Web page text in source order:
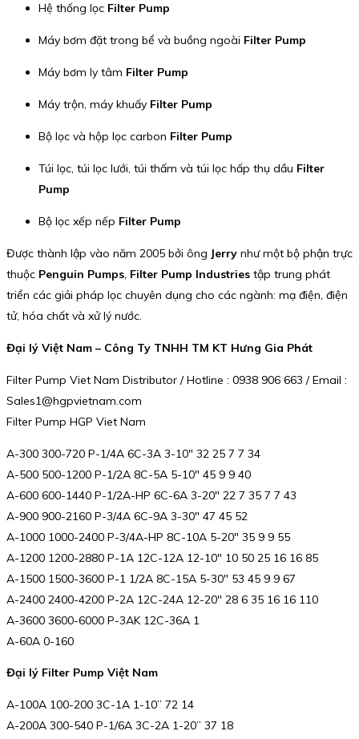
Hệ thống lọc Filter Pump
Máy bơm đặt trong bể và buồng ngoài Filter Pump
Máy bơm ly tâm Filter Pump
Máy trộn, máy khuấy Filter Pump
Bộ lọc và hộp lọc carbon Filter Pump
Túi lọc, túi lọc lưới, túi thấm và túi lọc hấp thụ dầu Filter
Pump
Bộ lọc xếp nếp Filter Pump
Được thành lập vào năm 2005 bởi ông Jerry như một bộ phận trực
thuộc Penguin Pumps, Filter Pump Industries tập trung phát
triển các giải pháp lọc chuyên dụng cho các ngành: mạ điện, điện
tử, hóa chất và xử lý nước.
Đại lý Việt Nam – Công Ty TNHH TM KT Hưng Gia Phát
Filter Pump Viet Nam Distributor / Hotline : 0938 906 663 / Email :
Sales1@hgpvietnam.com
Filter Pump HGP Viet Nam
A-300 300-720 P-1/4A 6C-3A 3-10″ 32 25 7 7 34
A-500 500-1200 P-1/2A 8C-5A 5-10″ 45 9 9 40
A-600 600-1440 P-1/2A-HP 6C-6A 3-20″ 22 7 35 7 7 43
A-900 900-2160 P-3/4A 6C-9A 3-30″ 47 45 52
A-1000 1000-2400 P-3/4A-HP 8C-10A 5-20″ 35 9 9 55
A-1200 1200-2880 P-1A 12C-12A 12-10″ 10 50 25 16 16 85
A-1500 1500-3600 P-1 1/2A 8C-15A 5-30″ 53 45 9 9 67
A-2400 2400-4200 P-2A 12C-24A 12-20″ 28 6 35 16 16 110
A-3600 3600-6000 P-3AK 12C-36A 1
A-60A 0-160
Đại lý Filter Pump Việt Nam
A-100A 100-200 3C-1A 1-10” 72 14
A-200A 300-540 P-1/6A 3C-2A 1-20” 37 18